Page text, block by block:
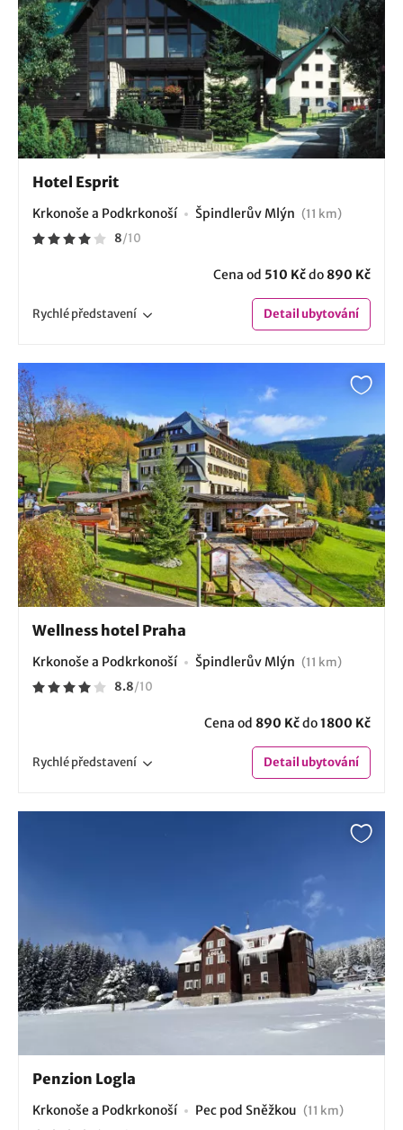
Hotel Esprit
Krkonoše a Podkrkonoší Špindlerův Mlýn (11 km)
8/10
Cena od 510 Kčdo 890 Kč
Rychlépředstavení Detailubytování
Wellness hotel Praha
Krkonoše a Podkrkonoší Špindlerův Mlýn (11 km)
8.8/10
Cena od 890 Kčdo1800 Kč
Rychlépředstavení Detailubytování
Penzion Logla
Krkonoše a Podkrkonoší Pec pod Sněžkou (11 km)